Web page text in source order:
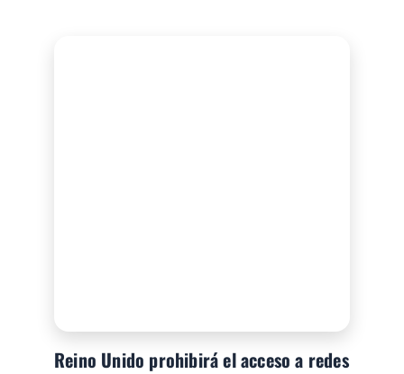
Reino Unido prohibirá el acceso a redes